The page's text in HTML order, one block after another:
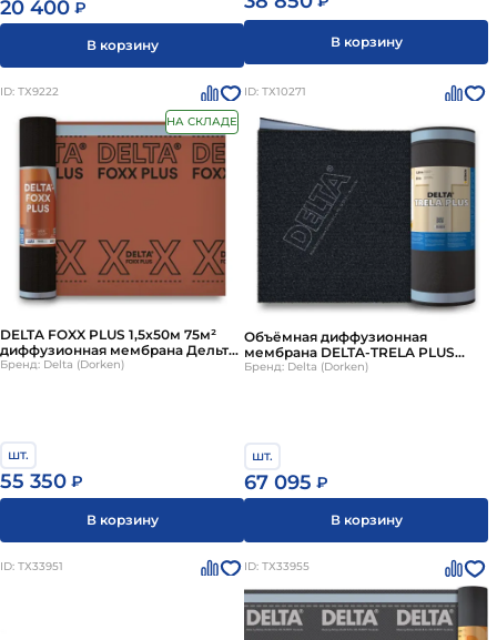
20 400 ₽
В корзину В корзину
ID: ТХ9222
НА СКЛАДЕ
DELTA FOXX PLUS 1,5х50м 75м²
диффузионная мембрана Дельта
Фокс Плюс
Бренд: Delta (Dorken)
шт.
55 350 ₽
В корзину
ID: ТХ10271
Объёмная диффузионная
мембрана DELTA-TRELA PLUS
1,5х30м 45м²
Бренд: Delta (Dorken)
шт.
67 095 ₽
В корзину
ID: ТХ33951 ID: ТХ33955